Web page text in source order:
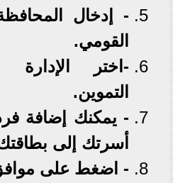
- إدخال
القومي.
-اختر الإدارة
التموين.
- يمكنك إضافة
أسرتك إلى بطاقتك
- اضغط على